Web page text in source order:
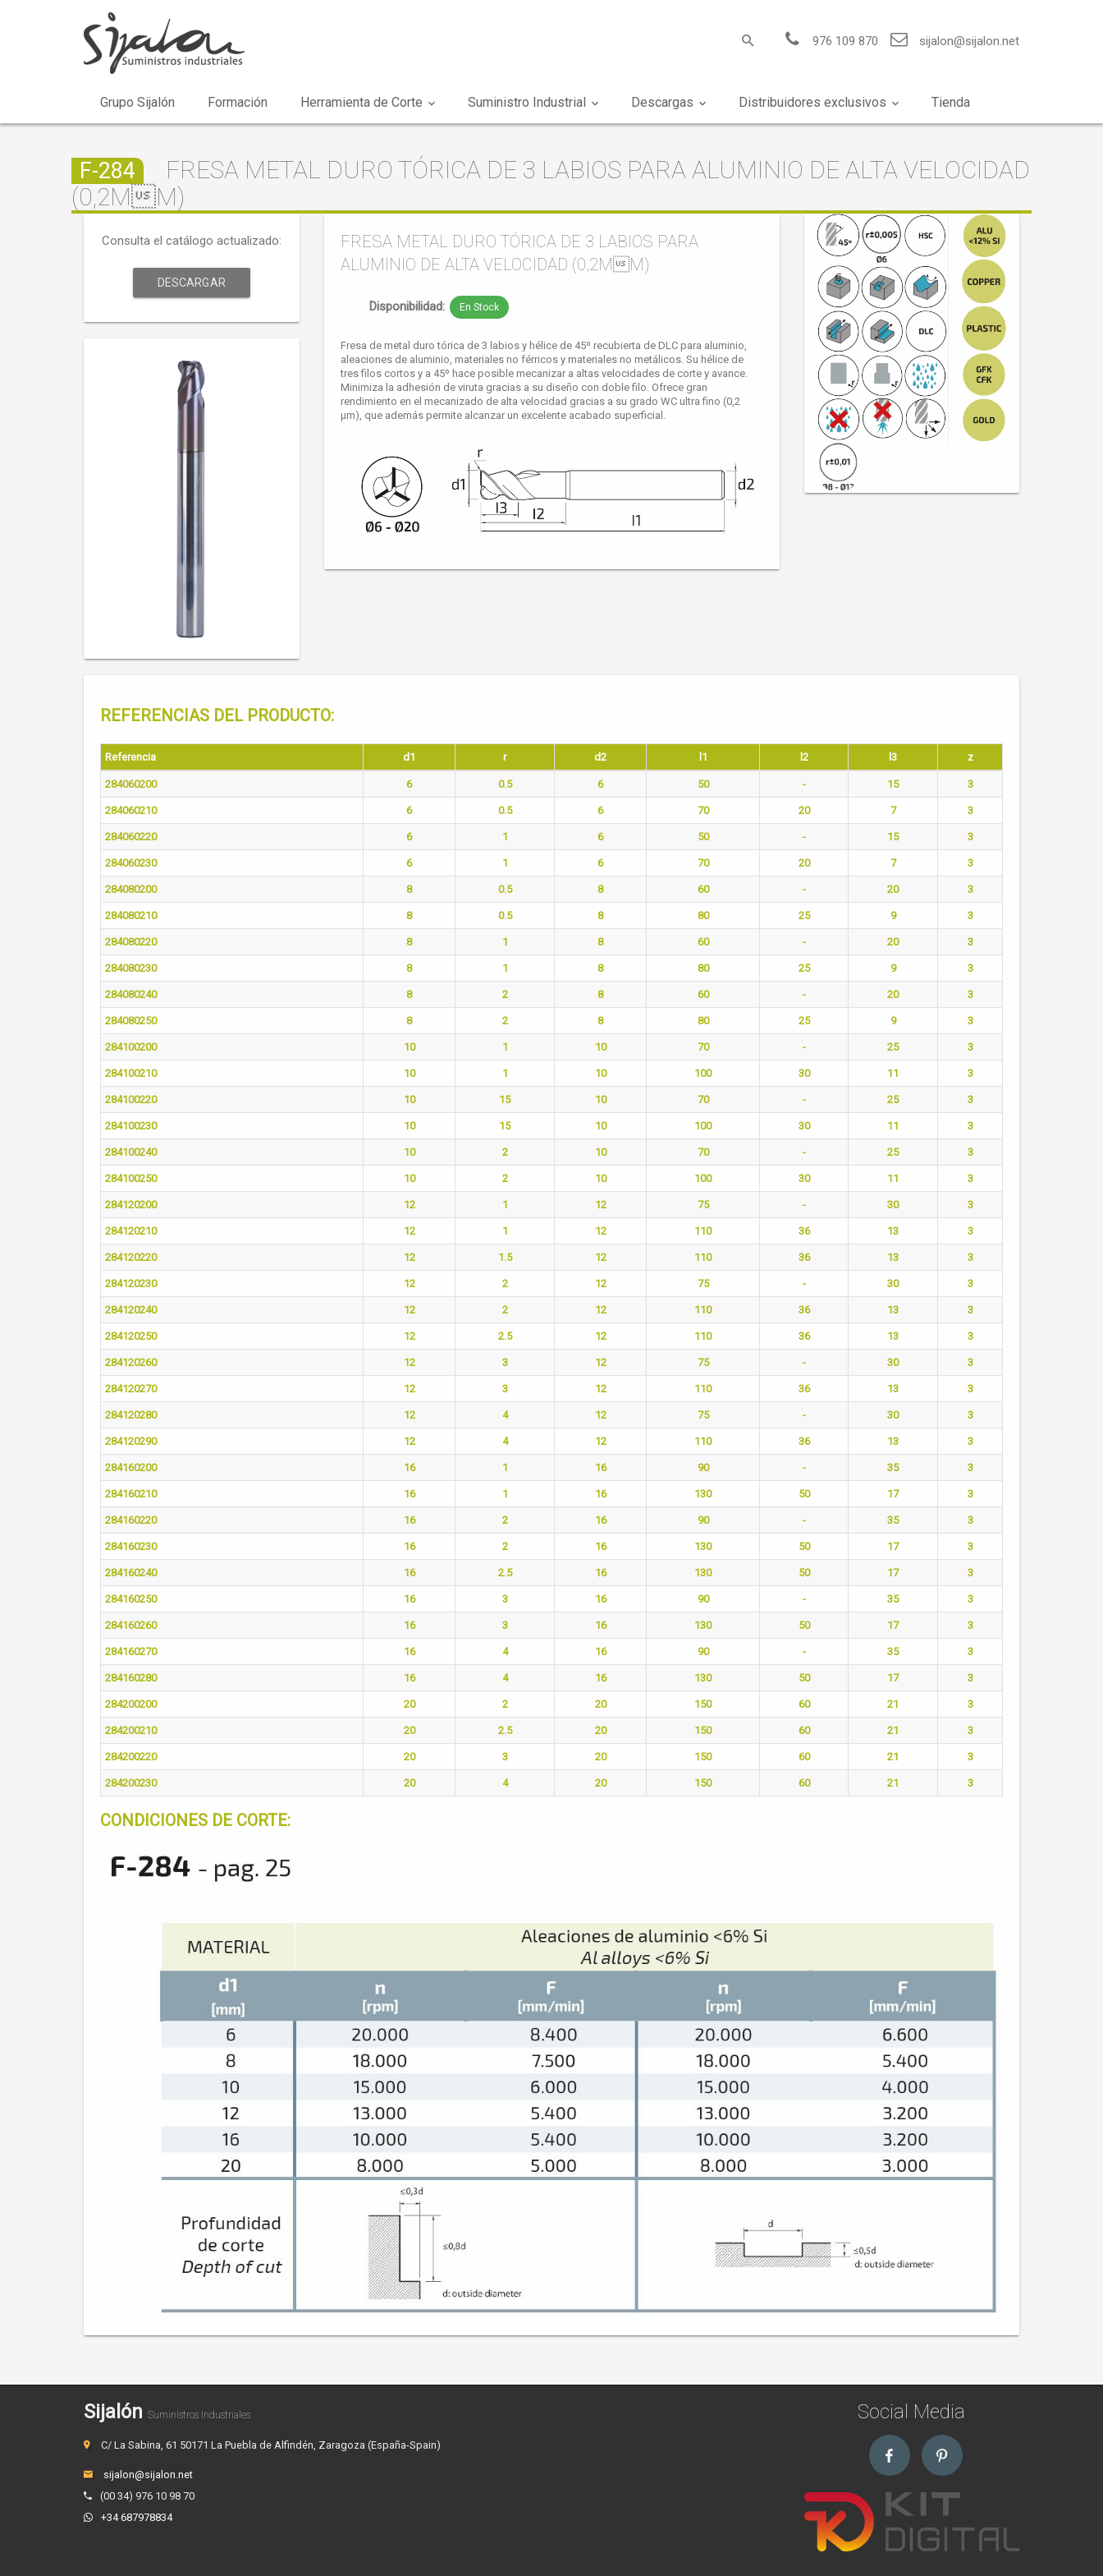
976 109 870 sijalon@sijalon.net
Grupo Sijalón Formación Herramienta de Corte Suministro Industrial Descargas Distribuidores exclusivos Tienda
F-284
FRESA METAL DURO TÓRICA DE 3 LABIOS PARA ALUMINIO DE ALTA VELOCIDAD
(0,2ΜM)
Consulta el catálogo actualizado:
DESCARGAR
FRESA METAL DURO TÓRICA DE 3 LABIOS PARA
ALUMINIO DE ALTA VELOCIDAD (0,2ΜM)
Disponibilidad: En Stock
Fresa de metal duro tórica de 3 labios y hélice de 45º recubierta de DLC para aluminio,
aleaciones de aluminio, materiales no férricos y materiales no metálicos. Su hélice de
tres filos cortos y a 45º hace posible mecanizar a altas velocidades de corte y avance.
Minimiza la adhesión de viruta gracias a su diseño con doble filo. Ofrece gran
rendimiento en el mecanizado de alta velocidad gracias a su grado WC ultra fino (0,2
μm), que además permite alcanzar un excelente acabado superficial.
REFERENCIAS DEL PRODUCTO:
Referencia d1 r d2 l1 l2 l3 z
284060200 6 0.5 6 50 - 15 3
284060210 6 0.5 6 70 20 7 3
284060220 6 1 6 50 - 15 3
284060230 6 1 6 70 20 7 3
284080200 8 0.5 8 60 - 20 3
284080210 8 0.5 8 80 25 9 3
284080220 8 1 8 60 - 20 3
284080230 8 1 8 80 25 9 3
284080240 8 2 8 60 - 20 3
284080250 8 2 8 80 25 9 3
284100200 10 1 10 70 - 25 3
284100210 10 1 10 100 30 11 3
284100220 10 15 10 70 - 25 3
284100230 10 15 10 100 30 11 3
284100240 10 2 10 70 - 25 3
284100250 10 2 10 100 30 11 3
284120200 12 1 12 75 - 30 3
284120210 12 1 12 110 36 13 3
284120220 12 1.5 12 110 36 13 3
284120230 12 2 12 75 - 30 3
284120240 12 2 12 110 36 13 3
284120250 12 2.5 12 110 36 13 3
284120260 12 3 12 75 - 30 3
284120270 12 3 12 110 36 13 3
284120280 12 4 12 75 - 30 3
284120290 12 4 12 110 36 13 3
284160200 16 1 16 90 - 35 3
284160210 16 1 16 130 50 17 3
284160220 16 2 16 90 - 35 3
284160230 16 2 16 130 50 17 3
284160240 16 2.5 16 130 50 17 3
284160250 16 3 16 90 - 35 3
284160260 16 3 16 130 50 17 3
284160270 16 4 16 90 - 35 3
284160280 16 4 16 130 50 17 3
284200200 20 2 20 150 60 21 3
284200210 20 2.5 20 150 60 21 3
284200220 20 3 20 150 60 21 3
284200230 20 4 20 150 60 21 3
CONDICIONES DE CORTE:
Sijalón Suministros Industriales
C/ La Sabina, 61 50171 La Puebla de Alfindén, Zaragoza (España-Spain)
sijalon@sijalon.net
(00 34) 976 10 98 70
+34 687978834
Social Media